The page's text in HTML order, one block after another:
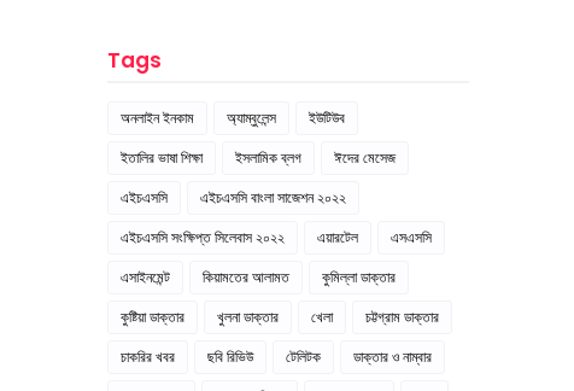
Tags
অনলাইন ইনকাম অ্যাম্বুলেন্স
ইউটিউব
ইতালির ভাষা শিক্ষা
ইসলামিক ব্লগ
ঈদের মেসেজ
এইচএসসি
এইচএসসি বাংলা সাজেশন ২০২২
এইচএসসি সংক্ষিপ্ত সিলেবাস ২০২২
এয়ারটেল
এসএসসি
এসাইনমেন্ট
কিয়ামতের আলামত
কুমিল্লা ডাক্তার
কুষ্টিয়া ডাক্তার
খুলনা ডাক্তার খেলা
চট্টগ্রাম ডাক্তার
চাকরির খবর
ছবি রিভিউ টেলিটক
ডাক্তার ও নাম্বার